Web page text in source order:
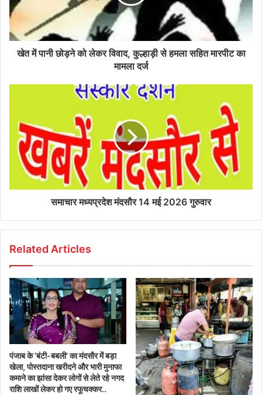
खेत में पानी छोड़ने को लेकर विवाद, कुल्हाड़ी से हमला सहित मारपीट का
मामला दर्ज
समाचार मध्यप्रदेश मंदसौर 14 मई 2026 गुरुवार
Related Articles
पंजाब के ‘बंटी-बबली’ का मंदसौर में बड़ा
खेला, पोस्तदाना खरीदने और भारी मुनाफा
कमाने का झांसा देकर लोगों से लेते रहे नगद
राशि लाखों लेकर हो गए रफूचक्कर..